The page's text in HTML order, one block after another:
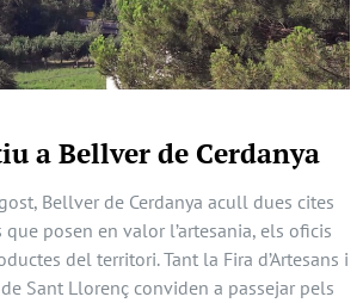
a Bellver de Cerdanya
Bellver de Cerdanya acull dues cites
posen en valor l’artesania, els oficis
del territori. Tant la Fira d’Artesans i
Sant Llorenç conviden a passejar pels